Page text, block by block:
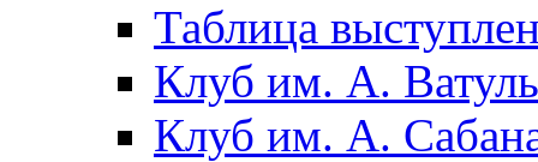
Таблица
Клуб им. А.
Клуб им. А.